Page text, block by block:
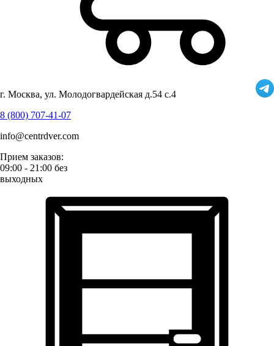
г. Москва, ул. Молодогвардейская д.54 с.4
8 (800) 707-41-07
info@centrdver.com
Прием заказов:
09:00 - 21:00 без
выходных